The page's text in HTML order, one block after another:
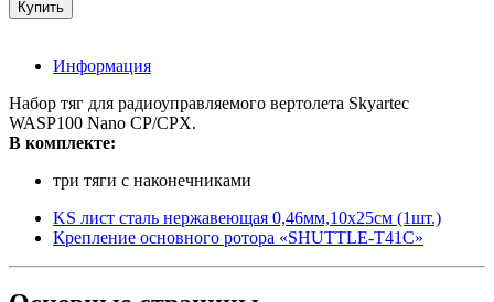
Информация
Набор тяг для радиоуправляемого вертолета Skyartec
WASP100 Nano CP/CPX.
В комплекте:
три тяги с наконечниками
KS лист сталь нержавеющая 0,46мм,10х25см (1шт.)
Крепление основного ротора «SHUTTLE-T41C»